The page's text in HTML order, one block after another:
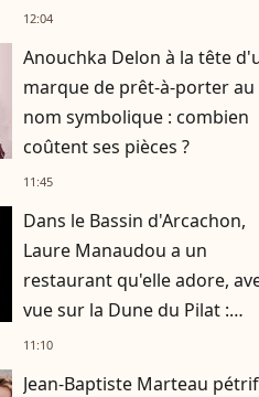
Dominique avec qui elle a
12:04
Anouchka Delon à la tête
marque de prêt-à-porter au
nom symbolique : combien
coûtent ses pièces ?
11:45
Dans le Bassin d'Arcachon,
Laure Manaudou a un
restaurant qu'elle adore,
vue sur la Dune du Pilat :
nouvelle soirée avec sa fille
11:10
Jean-Baptiste Marteau